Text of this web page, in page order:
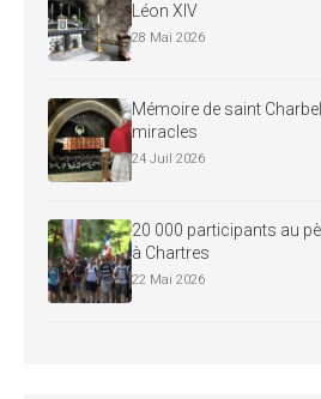
Léon XIV
28 Mai 2026
Mémoire de saint
miracles
24 Juil 2026
20 000 participants au
à Chartres
22 Mai 2026